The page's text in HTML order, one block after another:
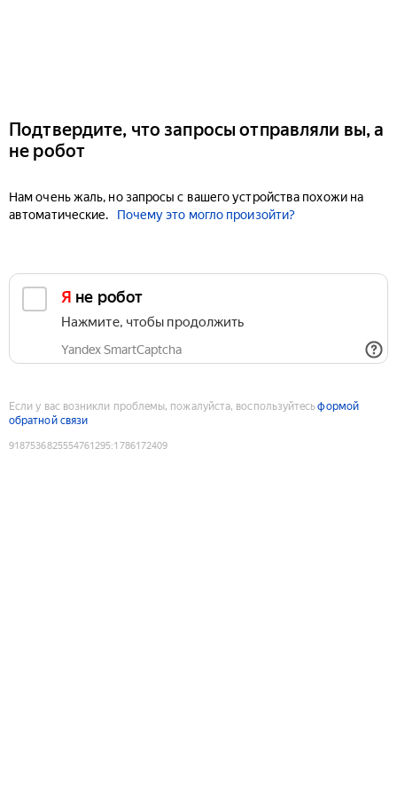
Подтвердите, что запросы отправляли вы, а
не робот
Нам очень жаль, но запросы с вашего устройства похожи на
автоматические.
Почему это могло произойти?
Я не робот
Нажмите, чтобы продолжить
Yandex SmartCaptcha
Если у вас возникли проблемы, пожалуйста, воспользуйтесьформой
обратной связи
9187536825554761295:1786172409